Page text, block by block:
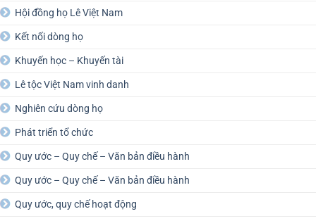
Hội đồng họ Lê Việt Nam
Kết nối dòng họ
Khuyến học – Khuyến tài
Lê tộc Việt Nam vinh danh
Nghiên cứu dòng họ
Phát triển tổ chức
Quy ước – Quy chế – Văn bản điều hành
Quy ước – Quy chế – Văn bản điều hành
Quy ước, quy chế hoạt động